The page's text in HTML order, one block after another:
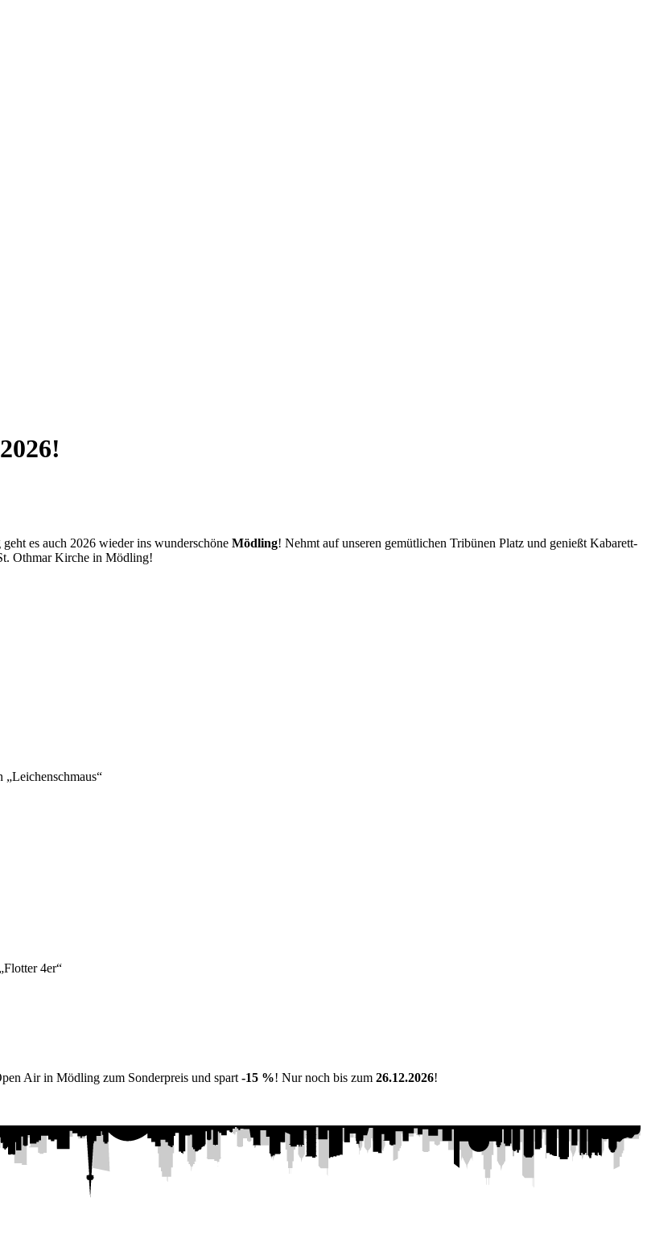
es auch 2026 wieder ins wunderschöne Mödling! Nehmt auf unseren gemütlichen Tribünen Platz und genießt Kabarett-
Othmar Kirche in Mödling!
4er“
Air in Mödling zum Sonderpreis und spart -15 %! Nur noch bis zum 26.12.2026!